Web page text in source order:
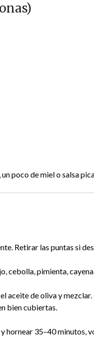
poco de miel o salsa
Retirar las puntas si
cebolla, pimienta,
aceite de oliva y
bien cubiertas.
hornear 35–40 minutos,